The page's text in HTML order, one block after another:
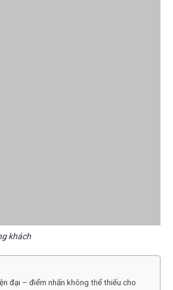
khách
đại – điểm nhấn không thể thiếu cho